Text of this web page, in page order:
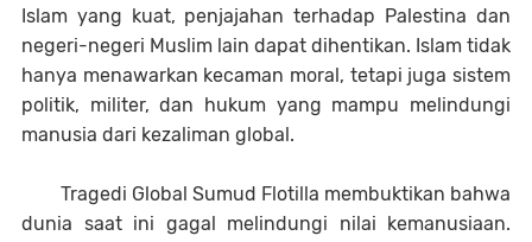
Islam yang kuat, penjajahan terhadap Palestina dan
negeri-negeri Muslim lain dapat dihentikan. Islam tidak
hanya menawarkan kecaman moral, tetapi juga sistem
politik, militer, dan hukum yang mampu melindungi
manusia dari kezaliman global.
Tragedi Global Sumud Flotilla membuktikan bahwa
dunia saat ini gagal melindungi nilai kemanusiaan.